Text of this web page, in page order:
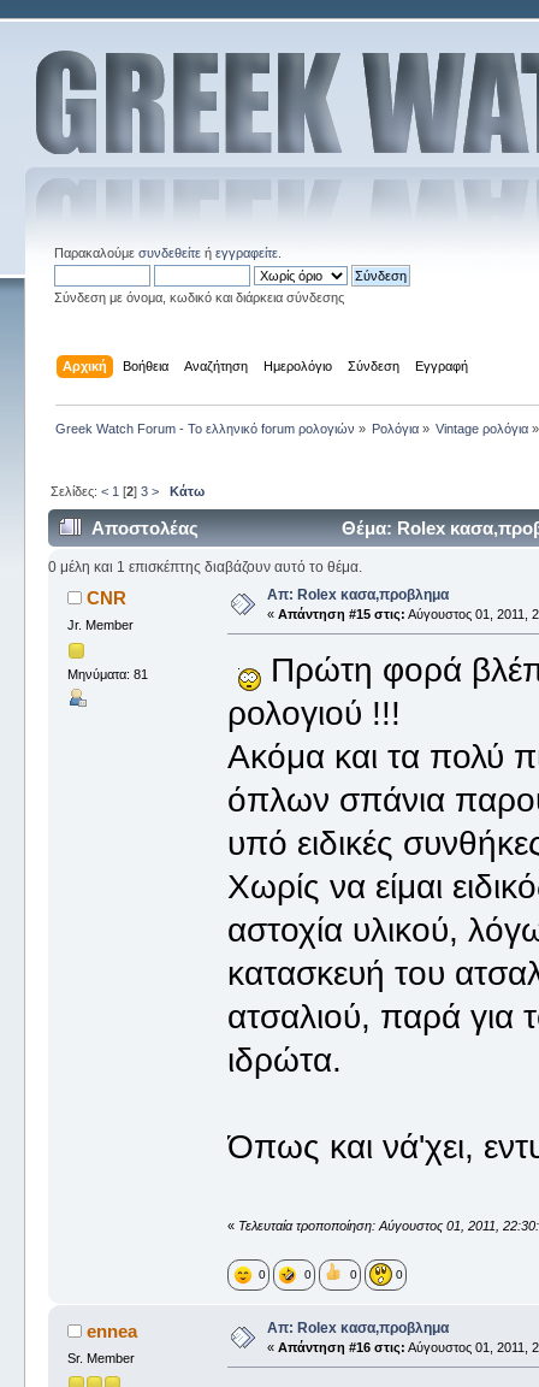
Παρακαλούμε συνδεθείτεή εγγραφείτε.
Σύνδεση με όνομα, κωδικό και διάρκεια σύνδεσης
Αρχική Βοήθεια Αναζήτηση Ημερολόγιο Σύνδεση Εγγραφή
Greek Watch Forum - Το ελληνικό forum ρολογιών » Ρολόγια » Vintage ρολόγια »
Σελίδες: < 1 [2] 3 > Κάτω
Αποστολέας Θέμα: Rolex
0 μέλη και 1 επισκέπτης διαβάζουν αυτό το θέμα.
CNR
Jr. Member
Μηνύματα: 81
Απ: Rolex κασα,προβλημα
« Απάντηση #15 στις: Αύγουστος 01, 2011,
Πρώτη φορά
ρολογιού !!!
Ακόμα και τα πολύ
όπλων σπάνια
υπό ειδικές
Χωρίς να είμαι
αστοχία υλικού,
κατασκευή του
ατσαλιού, παρά για
ιδρώτα.
Όπως και νά'χει,
« Τελευταία τροποποίηση: Αύγουστος 01, 2011,
0 0 0 0
ennea
Sr. Member
Απ: Rolex κασα,προβλημα
« Απάντηση #16 στις: Αύγουστος 01, 2011,